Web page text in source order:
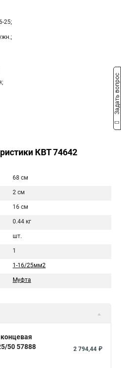
25;
КВТ 74642
68 см
2 см
16 см
0.44 кг
шт.
1
1-16/25мм2
Муфта
50 57888
2 794,44 ₽
Задать вопрос